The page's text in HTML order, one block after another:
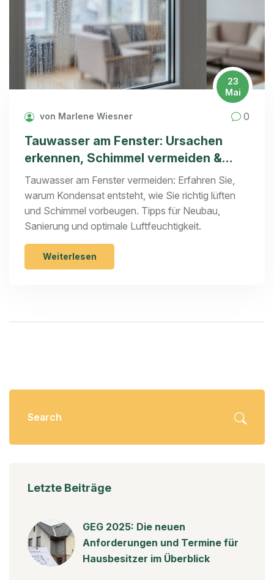
23
Mai
von Marlene Wiesner 0
Tauwasser am Fenster: Ursachen
erkennen, Schimmel vermeiden &
richtig lüften
Tauwasser am Fenster vermeiden: Erfahren Sie,
warum Kondensat entsteht, wie Sie richtig lüften
und Schimmel vorbeugen. Tipps für Neubau,
Sanierung und optimale Luftfeuchtigkeit.
Weiterlesen
Letzte Beiträge
GEG 2025: Die neuen
Anforderungen und Termine für
Hausbesitzer im Überblick